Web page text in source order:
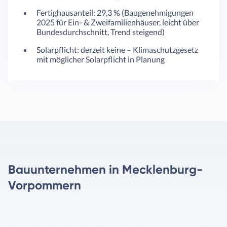
Fertighausanteil: 29,3 % (Baugenehmigungen
2025 für Ein- & Zweifamilienhäuser, leicht über
Bundesdurchschnitt, Trend steigend)
Solarpflicht: derzeit keine – Klimaschutzgesetz
mit möglicher Solarpflicht in Planung
Bauunternehmen in Mecklenburg-
Vorpommern